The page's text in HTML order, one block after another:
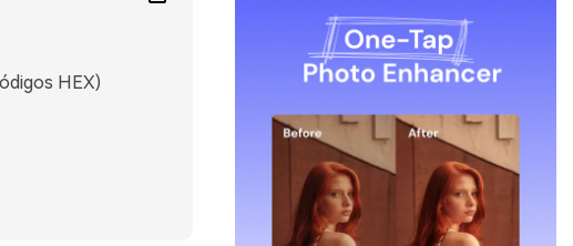
HEX)